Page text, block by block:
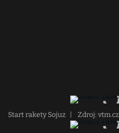
Start rakety Sojuz Zdroj: vtm.cz